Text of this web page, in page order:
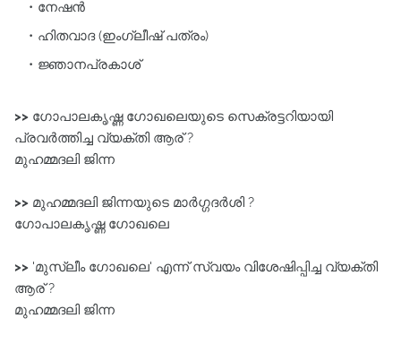
നേഷൻ
ഹിതവാദ (ഇംഗ്ലീഷ് പത്രം)
ജ്ഞാനപ്രകാശ്
>> ഗോപാലകൃഷ്ണ ഗോഖലെയുടെ സെക്രട്ടറിയായി
പ്രവർത്തിച്ച വ്യക്തി ആര് ?
മുഹമ്മദലി ജിന്ന
>> മുഹമ്മദലി ജിന്നയുടെ മാർഗ്ഗദർശി ?
ഗോപാലകൃഷ്ണ ഗോഖലെ
>> 'മുസ്ലീം ഗോഖലെ' എന്ന്‌ സ്വയം വിശേഷിപ്പിച്ച വ്യക്തി
ആര് ?
മുഹമ്മദലി ജിന്ന